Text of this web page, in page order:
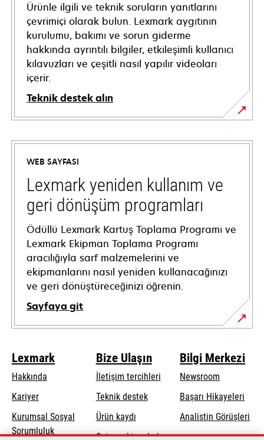
Ürünle ilgili ve teknik soruların yanıtlarını
çevrimiçi olarak bulun. Lexmark aygıtının
kurulumu, bakımı ve sorun giderme
hakkında ayrıntılı bilgiler, etkileşimli kullanıcı
kılavuzları ve çeşitli nasıl yapılır videoları
içerir.
Teknik destek alın
opens
in
new
tab
WEB SAYFASI
Lexmark yeniden kullanım ve
geri dönüşüm programları
Ödüllü Lexmark Kartuş Toplama Programı ve
Lexmark Ekipman Toplama Programı
aracılığıyla sarf malzemelerini ve
ekipmanlarını nasıl yeniden kullanacağınızı
ve geri dönüştüreceğinizi öğrenin.
Sayfaya git
Lexmark
Hakkında
Kariyer
Kurumsal Sosyal
Sorumlulukopens
Bize Ulaşın
İletişim tercihleri
Teknik destekopens
Ürün kaydı
Satış noktası bul
Bilgi Merkezi
Newsroom
Başarı Hikayeleri
Analistin Görüşleri